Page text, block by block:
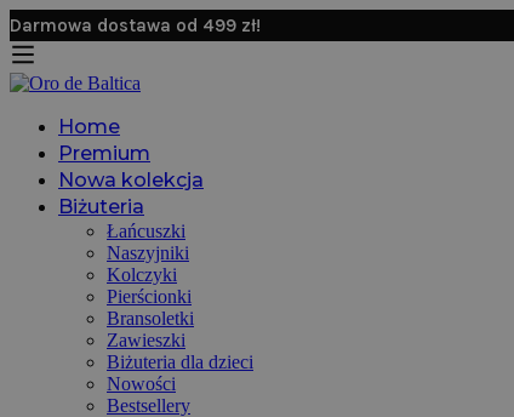
Darmowa dostawa od 499 zł!
Home
Premium
Nowa kolekcja
Biżuteria
Łańcuszki
Naszyjniki
Kolczyki
Pierścionki
Bransoletki
Zawieszki
Biżuteria dla dzieci
Nowości
Bestsellery